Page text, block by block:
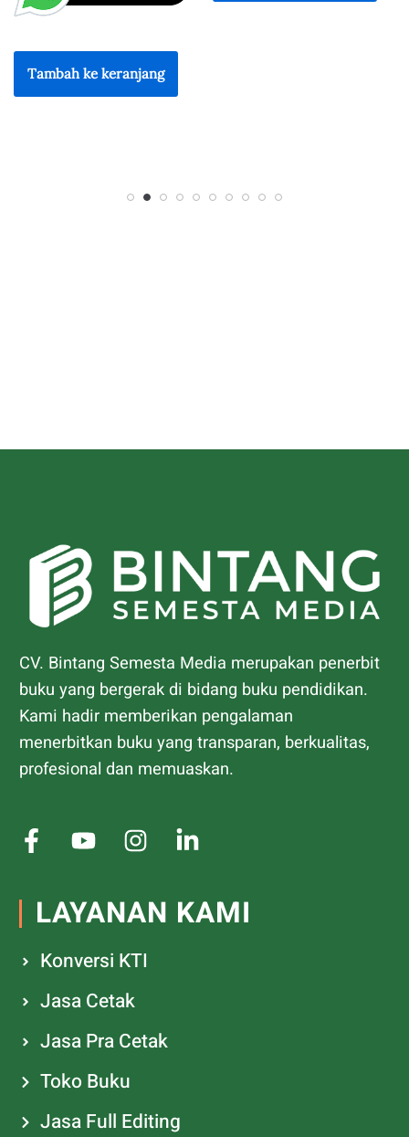
CV. Bintang Semesta Media merupakan penerbit
buku yang bergerak di bidang buku pendidikan.
Kami hadir memberikan pengalaman
menerbitkan buku yang transparan, berkualitas,
profesional dan memuaskan.
LAYANAN KAMI
Konversi KTI
Jasa Cetak
Jasa Pra Cetak
Toko Buku
Jasa Full Editing